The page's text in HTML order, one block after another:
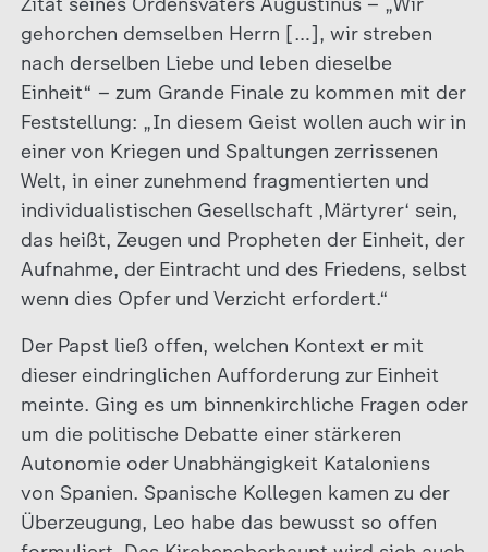
Zitat seines Ordensvaters Augustinus – „Wir
gehorchen demselben Herrn […], wir streben
nach derselben Liebe und leben dieselbe
Einheit“ – zum Grande Finale zu kommen mit der
Feststellung: „In diesem Geist wollen auch wir in
einer von Kriegen und Spaltungen zerrissenen
Welt, in einer zunehmend fragmentierten und
individualistischen Gesellschaft ‚Märtyrer‘ sein,
das heißt, Zeugen und Propheten der Einheit, der
Aufnahme, der Eintracht und des Friedens, selbst
wenn dies Opfer und Verzicht erfordert.“
Der Papst ließ offen, welchen Kontext er mit
dieser eindringlichen Aufforderung zur Einheit
meinte. Ging es um binnenkirchliche Fragen oder
um die politische Debatte einer stärkeren
Autonomie oder Unabhängigkeit Kataloniens
von Spanien. Spanische Kollegen kamen zu der
Überzeugung, Leo habe das bewusst so offen